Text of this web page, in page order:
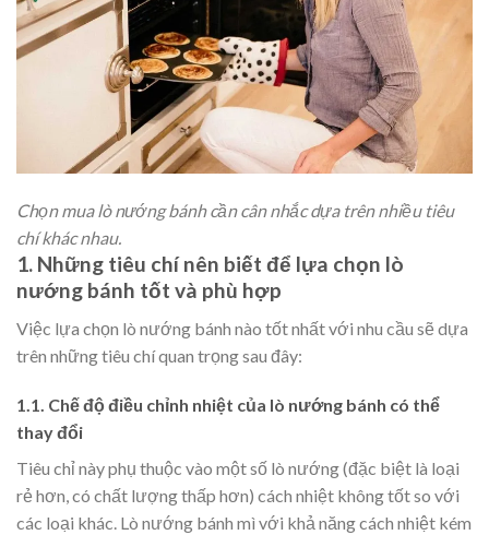
Chọn mua lò nướng bánh cần cân nhắc dựa trên nhiều tiêu
chí khác nhau.
1. Những tiêu chí nên biết để lựa chọn lò
nướng bánh tốt và phù hợp
Việc lựa chọn lò nướng bánh nào tốt nhất với nhu cầu sẽ dựa
trên những tiêu chí quan trọng sau đây:
1.1. Chế độ điều chỉnh nhiệt của lò nướng bánh có thể
thay đổi
Tiêu chỉ này phụ thuộc vào một số lò nướng (đặc biệt là loại
rẻ hơn, có chất lượng thấp hơn) cách nhiệt không tốt so với
các loại khác. Lò nướng bánh mì với khả năng cách nhiệt kém